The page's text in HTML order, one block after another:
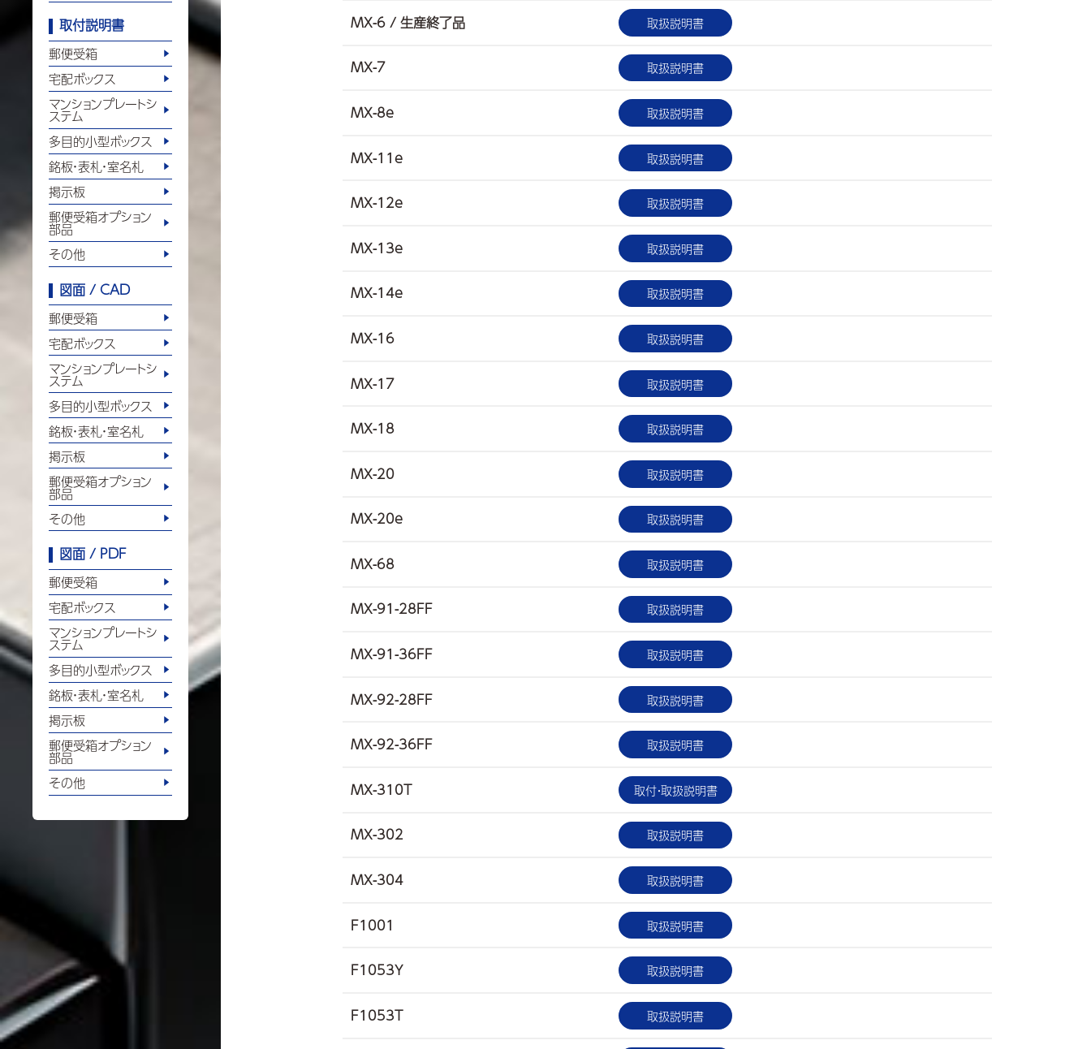
取付説明書
郵便受箱
宅配ボックス
マンションプレートシ
ステム
多目的小型ボックス
銘板・表札・室名札
掲示板
郵便受箱オプション
部品
その他
図面 / CAD
郵便受箱
宅配ボックス
マンションプレートシ
ステム
多目的小型ボックス
銘板・表札・室名札
掲示板
郵便受箱オプション
部品
その他
図面 / PDF
郵便受箱
宅配ボックス
マンションプレートシ
ステム
多目的小型ボックス
銘板・表札・室名札
掲示板
郵便受箱オプション
部品
その他
MX-6 / 生産終了品 取扱説明書
MX-7 取扱説明書
MX-8e 取扱説明書
MX-11e 取扱説明書
MX-12e 取扱説明書
MX-13e 取扱説明書
MX-14e 取扱説明書
MX-16 取扱説明書
MX-17 取扱説明書
MX-18 取扱説明書
MX-20 取扱説明書
MX-20e 取扱説明書
MX-68 取扱説明書
MX-91-28FF 取扱説明書
MX-91-36FF 取扱説明書
MX-92-28FF 取扱説明書
MX-92-36FF 取扱説明書
MX-310T 取付・取扱説明書
MX-302 取扱説明書
MX-304 取扱説明書
F1001 取扱説明書
F1053Y 取扱説明書
F1053T 取扱説明書